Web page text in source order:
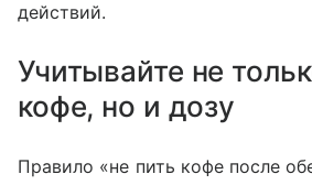
действий.
Учитывайте не
кофе, но и дозу
Правило «не пить кофе после